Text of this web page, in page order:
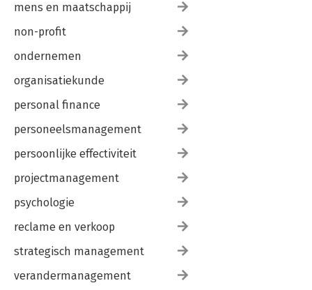
mens en maatschappij
non-profit
ondernemen
organisatiekunde
personal finance
personeelsmanagement
persoonlijke effectiviteit
projectmanagement
psychologie
reclame en verkoop
strategisch management
verandermanagement